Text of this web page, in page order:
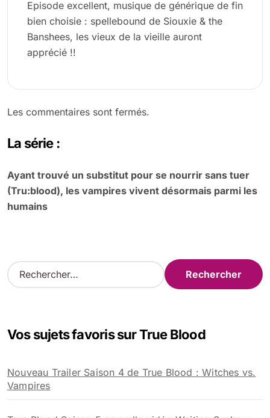
Episode excellent, musique de générique de fin
bien choisie : spellebound de Siouxie & the
Banshees, les vieux de la vieille auront
apprécié !!
Les commentaires sont fermés.
La série :
Ayant trouvé un substitut pour se nourrir sans tuer
(Tru:blood), les vampires vivent désormais parmi les
humains
R
e
r
e
r
Vos sujets favoris sur True Blood
Nouveau Trailer Saison 4 de True Blood : Witches vs.
Vampires